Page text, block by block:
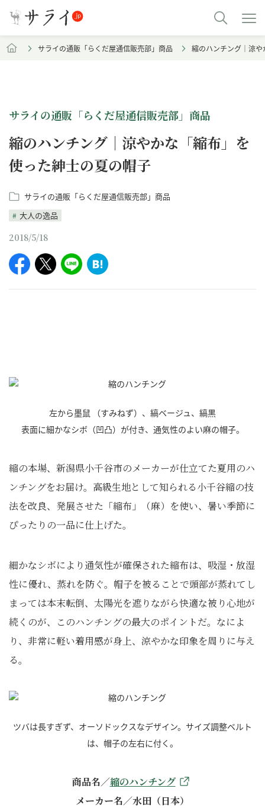
サライの通販「らくだ屋通信販売部」商品 縮のハンチング｜涼
サライの通販「らくだ屋通信販売部」商品
縮のハンチング｜涼やかな「縮布」を
使った紳士の夏の帽子
サライの通販「らくだ屋通信販売部」商品
大人の逸品
2018/5/18
左から墨鼠 （すみねず）、縞ベージュ、縞黒
表面に細かなシボ（凹凸）が付き、通気性のよい麻の帽子。
縮の本場、新潟県小千谷市のメーカーが仕立てた夏用のハ
ンチングをお届け。高級生地として知られる小千谷縮の技
法を改良、発展させた「縮布」（麻）を使い、暑い季節に
ぴったりの一品に仕上げた。
細かなシボにより通気性が確保された縮布は、吸湿・放湿
性に優れ、蒸れを防ぐ。帽子を被ることで頭部が蒸れてし
まっては本末転倒、太陽光を遮りながら快適な被り心地が
続くのが、このハンチングの最大のポイントだ。なによ
り、非常に軽い着用感が身上、涼やかな印象を周りに与え
る。
ツバは長すぎず、オーソドックスなデザイン。サイズ調整ベルト
は、帽子の左右に付く。
商品名／縮のハンチング
メーカー名／水田（日本）